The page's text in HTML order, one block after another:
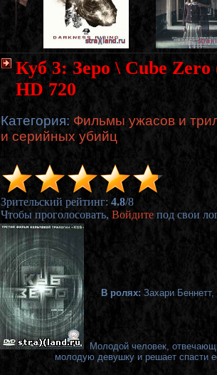
Куб 3: Зеро \ Cube
HD 720
Категория: Фильмы ужасов и
и серийных убийц
Зрительский рейтинг: 4.8/8
Чтобы проголосовать, Войдите под свои
В ролях: Захари Беннетт,
Молодой человек,
молодую девушку и решает спасти